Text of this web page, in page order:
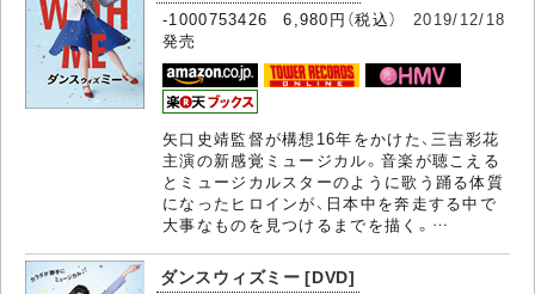
-1000753426 6,980円（税込） 2019/12/18
発売
矢口史靖監督が構想16年をかけた、三吉彩花
主演の新感覚ミュージカル。音楽が聴こえる
とミュージカルスターのように歌う踊る体質
になったヒロインが、日本中を奔走する中で
大事なものを見つけるまでを描く。…
ダンスウィズミー [DVD]